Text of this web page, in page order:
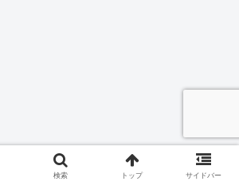
検索 トップ サイドバー